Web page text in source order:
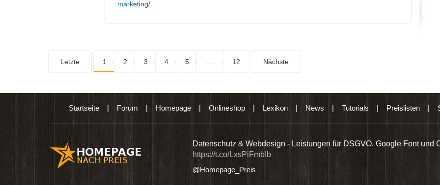
marketing/
Letzte 1 2 3 4 5 12 Nächste
Startseite| Forum | Homepage| Onlineshop| Lexikon| News | Tutorials | Preislisten|
Produkten wie Ebooks & DVDs.… Datenschutz & Webdesign - Leistungen für DSGVO, Google Font und
https://t.co/LxsPiFmbIb
@Homepage_Preis